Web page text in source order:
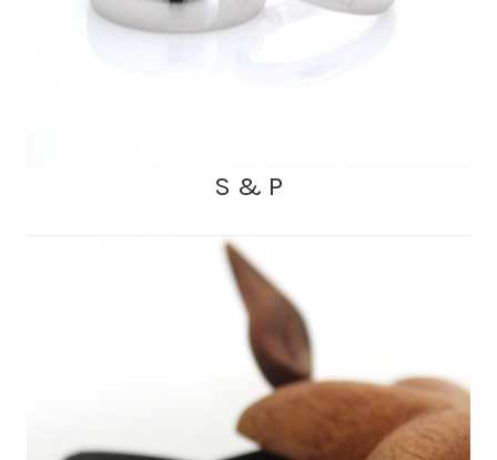
S & P